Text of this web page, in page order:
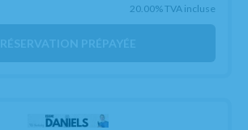
20.00%TVA incluse
RÉSERVATION PRÉPAYÉE